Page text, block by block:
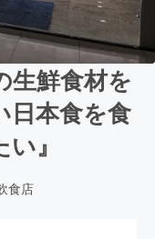
生鮮食材を
日本食を食
』
食店